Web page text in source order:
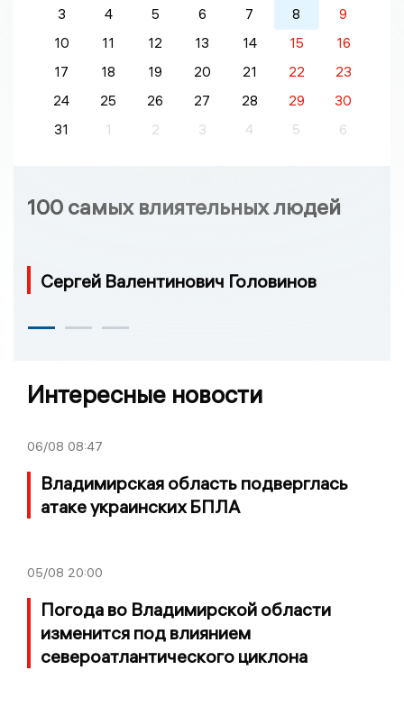
3
4 5 6 7 8
9
10
11 12 13 14 15
16
17
18 19 20 21 22
23
24
25 26 27 28 29
30
31
1 2 3 4 5 6
100 самых влиятельных людей
Сергей Валентинович Головинов
Интересные новости
06/08 08:47
Владимирская область подверглась
атаке украинских БПЛА
05/08 20:00
Погода во Владимирской области
изменится под влиянием
североатлантического циклона